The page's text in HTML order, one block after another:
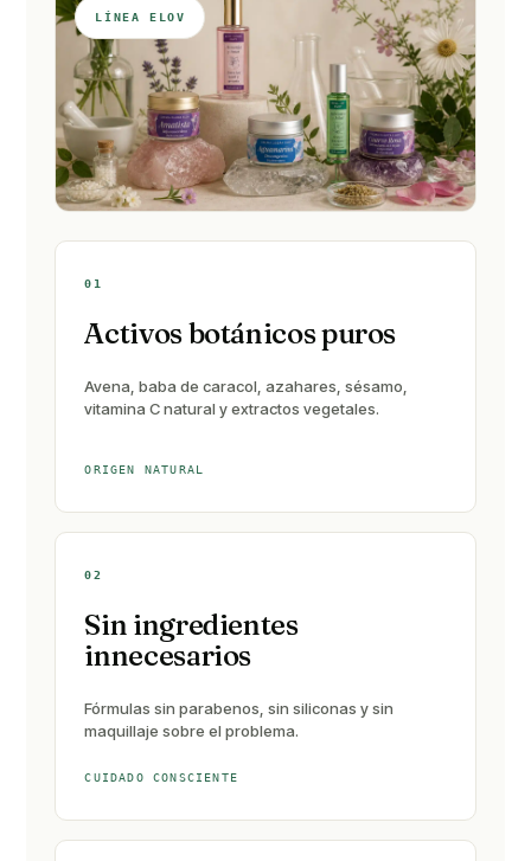
LÍNEA ELOV
01
Activos botánicos puros
Avena, baba de caracol, azahares, sésamo,
vitamina C natural y extractos vegetales.
ORIGEN NATURAL
02
Sin ingredientes
innecesarios
Fórmulas sin parabenos, sin siliconas y sin
maquillaje sobre el problema.
CUIDADO CONSCIENTE